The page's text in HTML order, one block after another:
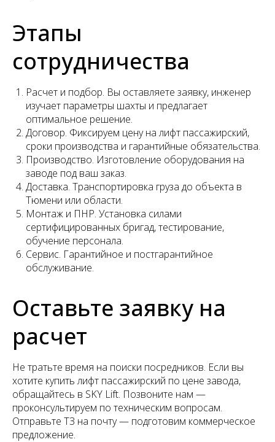
Этапы
сотрудничества
Расчет и подбор. Вы оставляете заявку, инженер
изучает параметры шахты и предлагает
оптимальное решение.
Договор. Фиксируем цену на лифт пассажирский,
сроки производства и гарантийные обязательства.
Производство. Изготовление оборудования на
заводе под ваш заказ.
Доставка. Транспортировка груза до объекта в
Тюмени или области.
Монтаж и ПНР. Установка силами
сертифицированных бригад, тестирование,
обучение персонала.
Сервис. Гарантийное и постгарантийное
обслуживание.
Оставьте заявку на
расчет
Не тратьте время на поиски посредников. Если вы
хотите купить лифт пассажирский по цене завода,
обращайтесь в SKY Lift. Позвоните нам —
проконсультируем по техническим вопросам.
Отправьте ТЗ на почту — подготовим коммерческое
предложение.